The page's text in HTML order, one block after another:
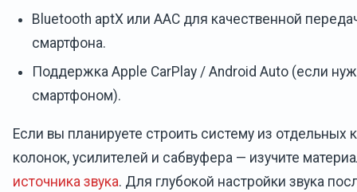
Bluetooth aptX или AAC для качественной
смартфона.
Поддержка Apple CarPlay / Android Auto (если
смартфоном).
Если вы планируете строить систему из отдельных
колонок, усилителей и сабвуфера — изучите
источника звука. Для глубокой настройки звука